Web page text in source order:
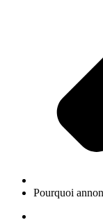
Pourquoi